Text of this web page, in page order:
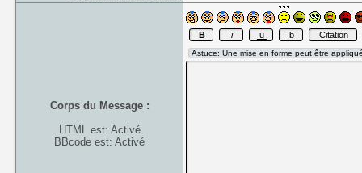
Corps du Message :
HTML est: Activé
BBcode est: Activé